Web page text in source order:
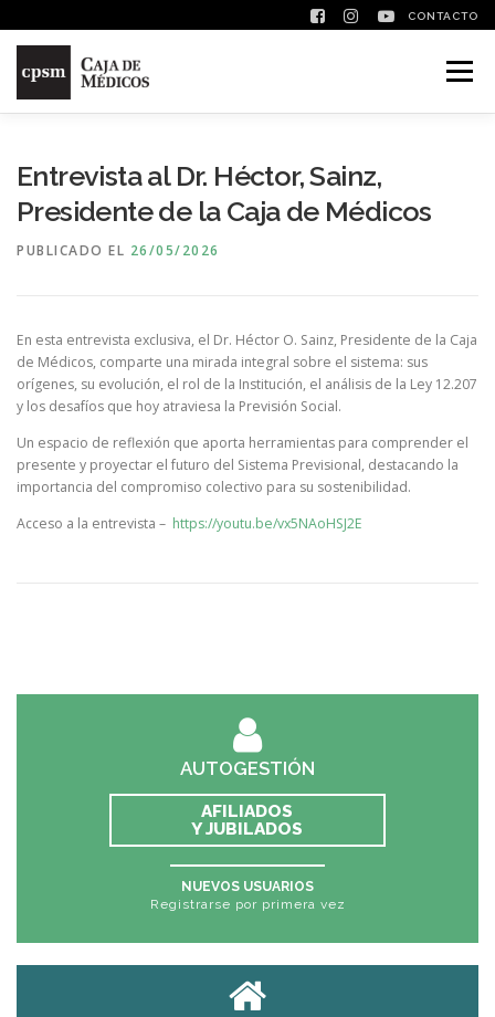
CONTACTO
Menú
Entrevista al Dr. Héctor, Sainz,
Presidente de la Caja de Médicos
PUBLICADO EL 26/05/2026
En esta entrevista exclusiva, el Dr. Héctor O. Sainz, Presidente de la Caja
de Médicos, comparte una mirada integral sobre el sistema: sus
orígenes, su evolución, el rol de la Institución, el análisis de la Ley 12.207
y los desafíos que hoy atraviesa la Previsión Social.
Un espacio de reflexión que aporta herramientas para comprender el
presente y proyectar el futuro del Sistema Previsional, destacando la
importancia del compromiso colectivo para su sostenibilidad.
Acceso a la entrevista – https://youtu.be/vx5NAoHSJ2E
AUTOGESTIÓN
AFILIADOS
Y JUBILADOS
NUEVOS USUARIOS
Registrarse por primera vez